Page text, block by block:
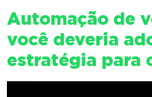
Automação de
você deveria
estratégia para